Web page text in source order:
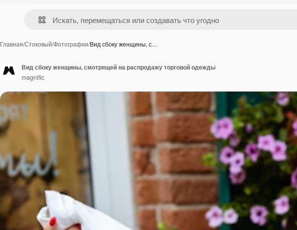
Главная/Стоковый/Фотографии/Вид сбоку женщины, с…
Вид сбоку женщины, смотрящей на распродажу торговой одежды
magnific